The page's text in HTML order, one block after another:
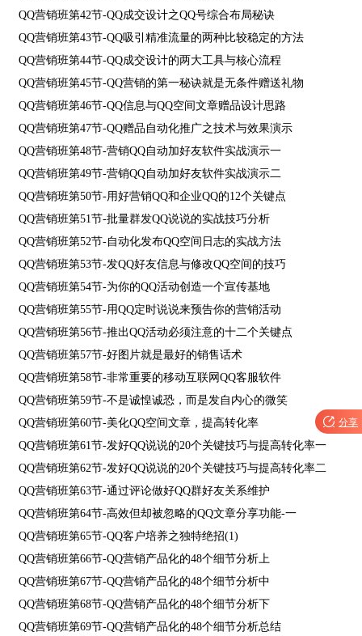
QQ营销班第42节-QQ成交设计之QQ号综合布局秘诀
QQ营销班第43节-QQ吸引精准流量的两种比较稳定的方法
QQ营销班第44节-QQ成交设计的两大工具与核心流程
QQ营销班第45节-QQ营销的第一秘诀就是无条件赠送礼物
QQ营销班第46节-QQ信息与QQ空间文章赠品设计思路
QQ营销班第47节-QQ赠品自动化推广之技术与效果演示
QQ营销班第48节-营销QQ自动加好友软件实战演示一
QQ营销班第49节-营销QQ自动加好友软件实战演示二
QQ营销班第50节-用好营销QQ和企业QQ的12个关键点
QQ营销班第51节-批量群发QQ说说的实战技巧分析
QQ营销班第52节-自动化发布QQ空间日志的实战方法
QQ营销班第53节-发QQ好友信息与修改QQ空间的技巧
QQ营销班第54节-为你的QQ活动创造一个宣传基地
QQ营销班第55节-用QQ定时说说来预告你的营销活动
QQ营销班第56节-推出QQ活动必须注意的十二个关键点
QQ营销班第57节-好图片就是最好的销售话术
QQ营销班第58节-非常重要的移动互联网QQ客服软件
QQ营销班第59节-不是诚惶诚恐，而是发自内心的微笑
QQ营销班第60节-美化QQ空间文章，提高转化率
QQ营销班第61节-发好QQ说说的20个关键技巧与提高转化率一
QQ营销班第62节-发好QQ说说的20个关键技巧与提高转化率二
QQ营销班第63节-通过评论做好QQ群好友关系维护
QQ营销班第64节-高效但却被忽略的QQ文章分享功能-一
QQ营销班第65节-QQ客户培养之独特绝招(1)
QQ营销班第66节-QQ营销产品化的48个细节分析上
QQ营销班第67节-QQ营销产品化的48个细节分析中
QQ营销班第68节-QQ营销产品化的48个细节分析下
QQ营销班第69节-QQ营销产品化的48个细节分析总结
 分享